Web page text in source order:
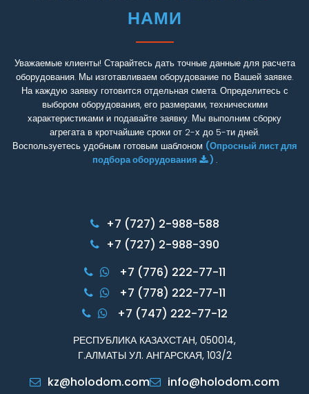
НАМИ
Уважаемые клиенты! Старайтесь дать точные данные для расчета
оборудования. Мы изготавливаем оборудование по Вашей заявке.
На каждую заявку готовится отдельная смета. Определитесь с
выбором оборудования, его размерами, техническими
характеристиками и подавайте заявку. Мы выполним сборку
агрегата в кротчайшие сроки от 2-х до 5-ти дней.
Воспользуетесь удобным готовым шаблоном (Опросный лист для
подбора оборудования
) .
+7 (727) 2-988-588
+7 (727) 2-988-390
+7 (776) 222-77-11
+7 (778) 222-77-11
+7 (747) 222-77-12
РЕСПУБЛИКА КАЗАХСТАН, 050014,
Г.АЛМАТЫ УЛ. АНГАРСКАЯ, 103/2
kz@holodom.com info@holodom.com